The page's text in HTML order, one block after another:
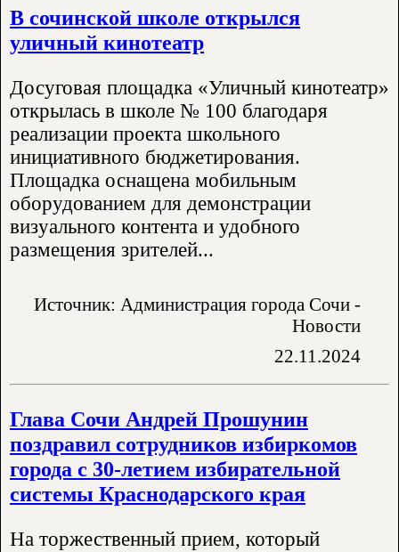
В сочинской школе открылся
уличный кинотеатр
Досуговая площадка «Уличный кинотеатр»
открылась в школе № 100 благодаря
реализации проекта школьного
инициативного бюджетирования.
Площадка оснащена мобильным
оборудованием для демонстрации
визуального контента и удобного
размещения зрителей...
Источник: Администрация города Сочи -
Новости
22.11.2024
Глава Сочи Андрей Прошунин
поздравил сотрудников избиркомов
города с 30-летием избирательной
системы Краснодарского края
На торжественный прием, который